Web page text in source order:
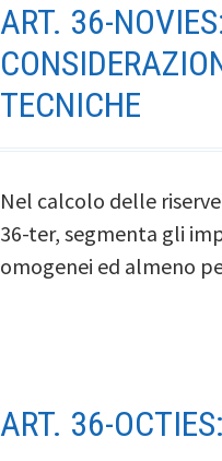
ART. 36-
TECNICHE
Nel calcolo delle
36-ter, segmenta gli
omogenei ed almeno
ART. 36-